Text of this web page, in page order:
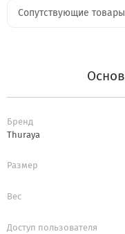
Сопутствующие товары
Бренд
Thuraya
Размер
Вес
Доступ пользователя